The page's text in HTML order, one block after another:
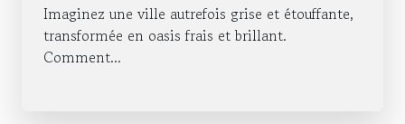
Imaginez une ville autrefois grise et étouffante,
transformée en oasis frais et brillant.
Comment...